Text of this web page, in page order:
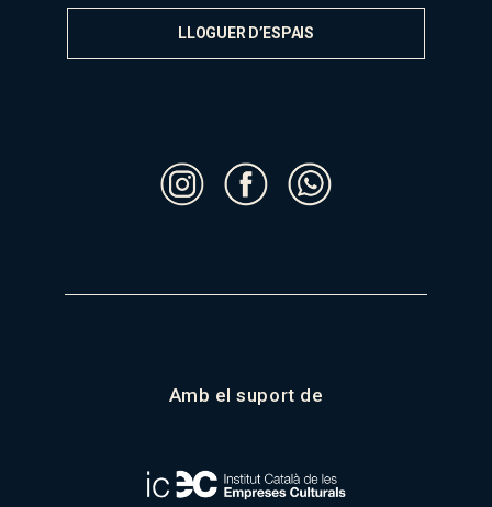
LLOGUER D’ESPAIS
Amb el suport de